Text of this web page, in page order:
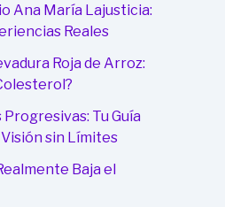
Ana María Lajusticia:
Reales
Roja de Arroz:
Tu Guía
sin Límites
Baja el